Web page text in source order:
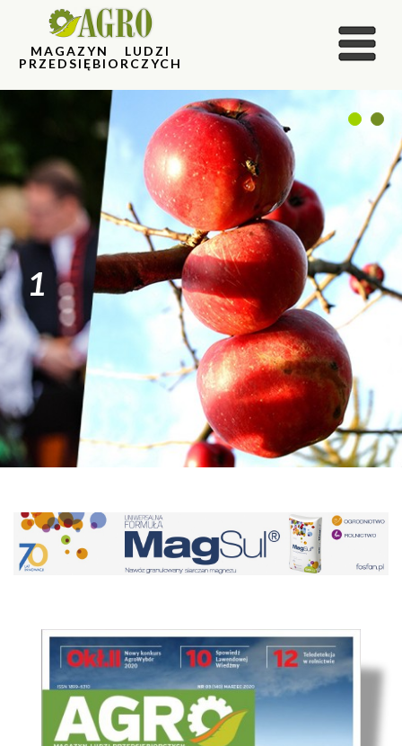
MAGAZYN LUDZI
PRZEDSIĘBIORCZYCH
1
2
1 2